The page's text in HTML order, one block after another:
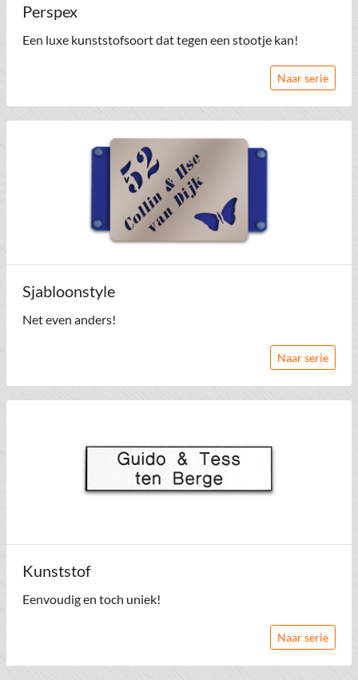
Perspex
Een luxe kunststofsoort dat tegen een stootje kan!
Naar serie
Sjabloonstyle
Net even anders!
Naar serie
Kunststof
Eenvoudig en toch uniek!
Naar serie